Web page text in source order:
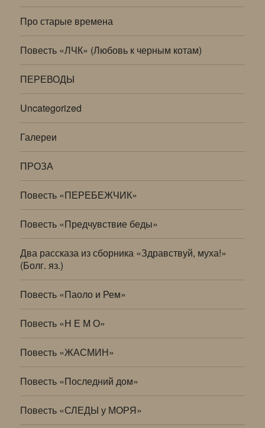
Про старые времена
Повесть «ЛЧК» (Любовь к черным котам)
ПЕРЕВОДЫ
Uncategorized
Галереи
ПРОЗА
Повесть «ПЕРЕБЕЖЧИК»
Повесть «Предчувствие беды»
Два рассказа из сборника «Здравствуй, муха!»
(Болг. яз.)
Повесть «Паоло и Рем»
Повесть «Н Е М О»
Повесть «ЖАСМИН»
Повесть «Последний дом»
Повесть «СЛЕДЫ у МОРЯ»